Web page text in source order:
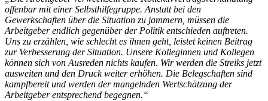
offenbar mit einer Selbsthilfegruppe. Anstatt bei den
Gewerkschaften über die Situation zu jammern, müssen die
Arbeitgeber endlich gegenüber der Politik entschieden auftreten.
Uns zu erzählen, wie schlecht es ihnen geht, leistet keinen Beitrag
zur Verbesserung der Situation. Unsere Kolleginnen und Kollegen
können sich von Ausreden nichts kaufen. Wir werden die Streiks jetzt
ausweiten und den Druck weiter erhöhen. Die Belegschaften sind
kampfbereit und werden der mangelnden Wertschätzung der
Arbeitgeber entsprechend begegnen.“